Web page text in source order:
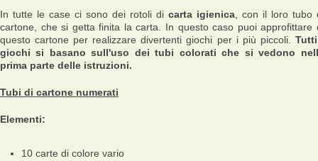
In tutte le case ci sono dei rotoli di carta igienica , con il loro tubo
cartone, che si getta finita la carta. In questo caso puoi approfittare
questo cartone per realizzare divertenti giochi per i più piccoli.
giochi si basano sull'uso dei tubi colorati che si vedono
prima parte delle istruzioni.
Tubi di cartone numerati
Elementi:
10 carte di colore vario